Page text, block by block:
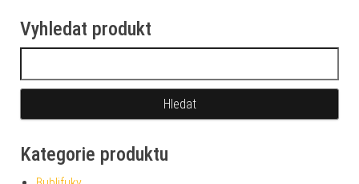
Vyhledat produkt
Kategorie produktu